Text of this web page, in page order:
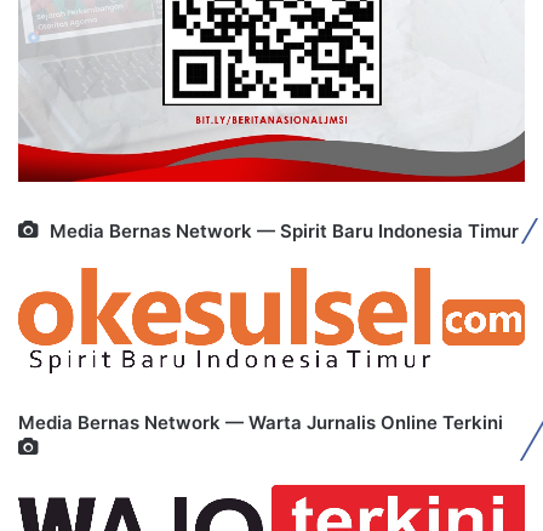
Media Bernas Network — Spirit Baru Indonesia Timur
Media Bernas Network — Warta Jurnalis Online Terkini